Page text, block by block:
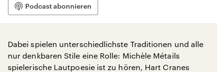
Podcast abonnieren
Dabei spielen unterschiedlichste Traditionen und alle
nur denkbaren Stile eine Rolle: Michèle Métails
spielerische Lautpoesie ist zu hören, Hart Cranes